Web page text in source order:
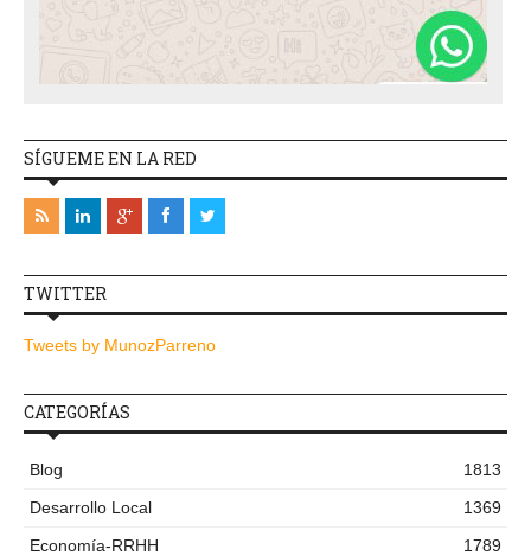
SÍGUEME EN LA RED
TWITTER
Tweets by MunozParreno
CATEGORÍAS
Blog
1813
Desarrollo Local
1369
Economía-RRHH
1789